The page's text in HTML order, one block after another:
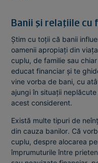
Banii și relațiile cu
Știm cu toții că banii
oamenii apropiați din
cuplu, de familie sau
educat financiar și te
vine vorba de bani, cu
ajungi în situații
acest considerent.
Există multe tipuri de
din cauza banilor. Că
cuplu, despre alocarea
împrumuturile între